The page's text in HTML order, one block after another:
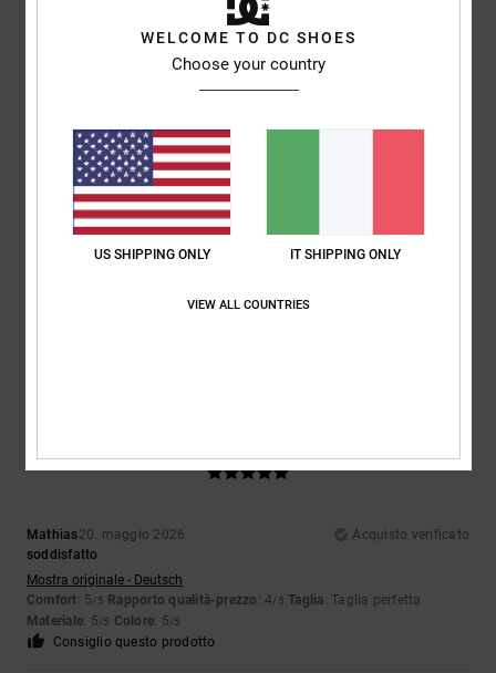
basato su 3 recensioni verificatedal aprile 2026
5.0
Taglia
5.0
Mathias20. maggio 2026
Acquisto verificato
soddisfatto
Mostra originale - Deutsch
Comfort: 5/5 Rapporto qualità-prezzo : 4/5 Taglia: Taglia perfetta
Materiale: 5/5 Colore: 5/5
Consiglio questo prodotto
WELCOME TO DC SHOES
Choose your country
US SHIPPING ONLY IT SHIPPING ONLY
VIEW ALL COUNTRIES